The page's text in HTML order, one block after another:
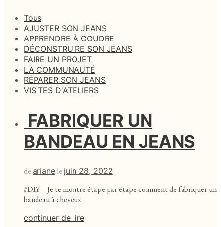
Tous
AJUSTER SON JEANS
APPRENDRE À COUDRE
DÉCONSTRUIRE SON JEANS
FAIRE UN PROJET
LA COMMUNAUTÉ
RÉPARER SON JEANS
VISITES D'ATELIERS
FABRIQUER UN
BANDEAU EN JEANS
de ariane le juin 28, 2022
#DIY – Je te montre étape par étape comment de fabriquer un
bandeau à cheveux.
continuer de lire